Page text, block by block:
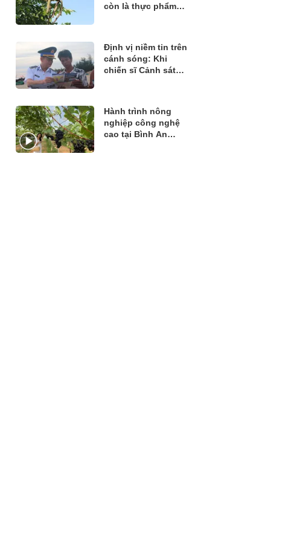
còn là thực phẩm
Định vị niềm tin trên
cánh sóng: Khi
chiến sĩ Cảnh sát
Hành trình nông
nghiệp công nghệ
cao tại Bình An